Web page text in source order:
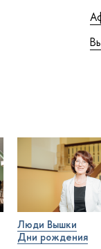
Люди Вышки
Дни рождения